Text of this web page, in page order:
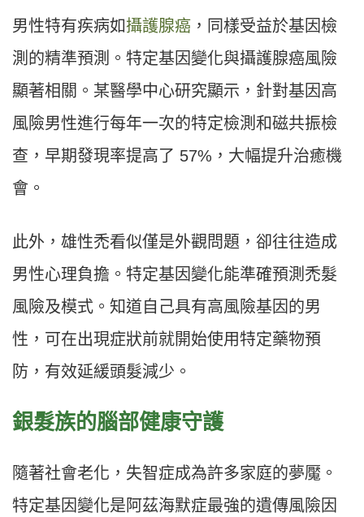
男性特有疾病如攝護腺癌 ，同樣受益於基因檢
測的精準預測。特定基因變化與攝護腺癌風險
顯著相關。某醫學中心研究顯示，針對基因高
風險男性進行每年一次的特定檢測和磁共振檢
查，早期發現率提高了 57%，大幅提升治癒機
會。
此外，雄性禿看似僅是外觀問題，卻往往造成
男性心理負擔。特定基因變化能準確預測禿髮
風險及模式。知道自己具有高風險基因的男
性，可在出現症狀前就開始使用特定藥物預
防，有效延緩頭髮減少。
銀髮族的腦部健康守護
隨著社會老化，失智症成為許多家庭的夢魘。
特定基因變化是阿茲海默症最強的遺傳風險因